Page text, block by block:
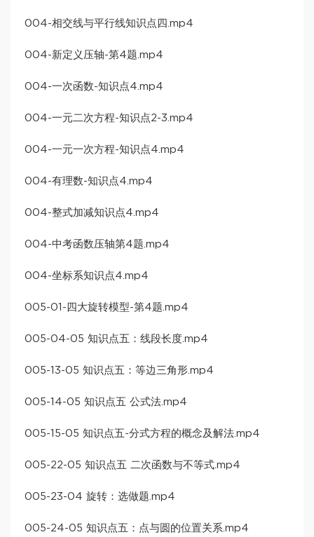
004-相交线与平行线知识点四.mp4
004-新定义压轴-第4题.mp4
004-一次函数-知识点4.mp4
004-一元二次方程-知识点2-3.mp4
004-一元一次方程-知识点4.mp4
004-有理数-知识点4.mp4
004-整式加减知识点4.mp4
004-中考函数压轴第4题.mp4
004-坐标系知识点4.mp4
005-01-四大旋转模型-第4题.mp4
005-04-05 知识点五：线段长度.mp4
005-13-05 知识点五：等边三角形.mp4
005-14-05 知识点五 公式法.mp4
005-15-05 知识点五-分式方程的概念及解法.mp4
005-22-05 知识点五 二次函数与不等式.mp4
005-23-04 旋转：选做题.mp4
005-24-05 知识点五：点与圆的位置关系.mp4